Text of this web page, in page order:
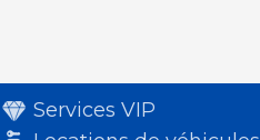
Services VIP